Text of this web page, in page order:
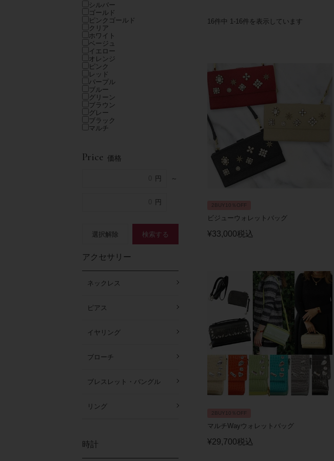
シルバー
ゴールド
ピンクゴールド
クリア
ホワイト
ベージュ
イエロー
オレンジ
ピンク
レッド
パープル
ブルー
グリーン
ブラウン
グレー
ブラック
マルチ
Price 価格
～
アクセサリー
ネックレス
ピアス
イヤリング
ブローチ
ブレスレット・バングル
リング
時計
16件中 1-16
2BUY10％OFF
ビジューウォレットバッグ
¥33,000税込
2BUY10％OFF
マルチWayウォレットバッグ
¥29,700税込